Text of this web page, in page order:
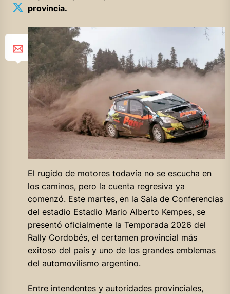
provincia.
El rugido de motores todavía no se escucha en
los caminos, pero la cuenta regresiva ya
comenzó. Este martes, en la Sala de Conferencias
del estadio Estadio Mario Alberto Kempes, se
presentó oficialmente la Temporada 2026 del
Rally Cordobés, el certamen provincial más
exitoso del país y uno de los grandes emblemas
del automovilismo argentino.
Entre intendentes y autoridades provinciales,